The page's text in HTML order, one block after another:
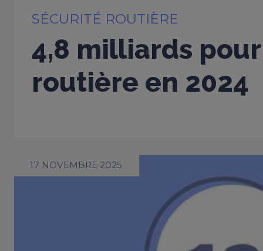
SÉCURITÉ ROUTIÈRE
4,8 milliards
routière en 2024
17 NOVEMBRE 2025